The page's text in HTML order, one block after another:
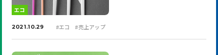
エコ
2021.10.29 #エコ #売上アップ